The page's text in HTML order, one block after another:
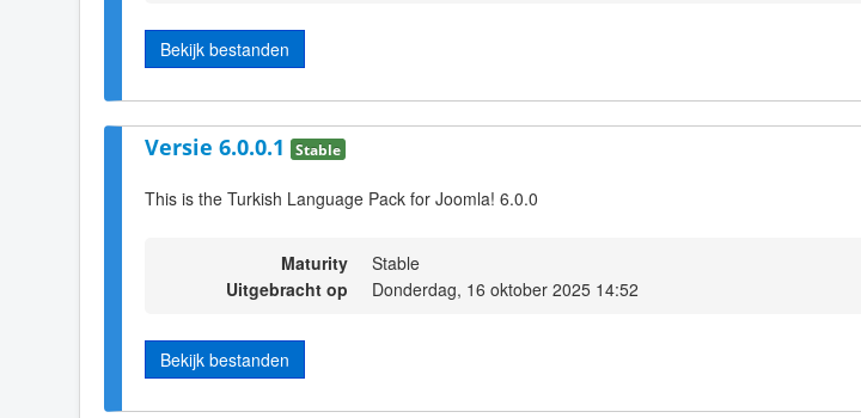
Bekijk bestanden
Versie 6.0.0.1 Stable
This is the Turkish Language Pack for Joomla! 6.0.0
Maturity
Stable
Uitgebracht op
Donderdag, 16 oktober 2025 14:52
Bekijk bestanden